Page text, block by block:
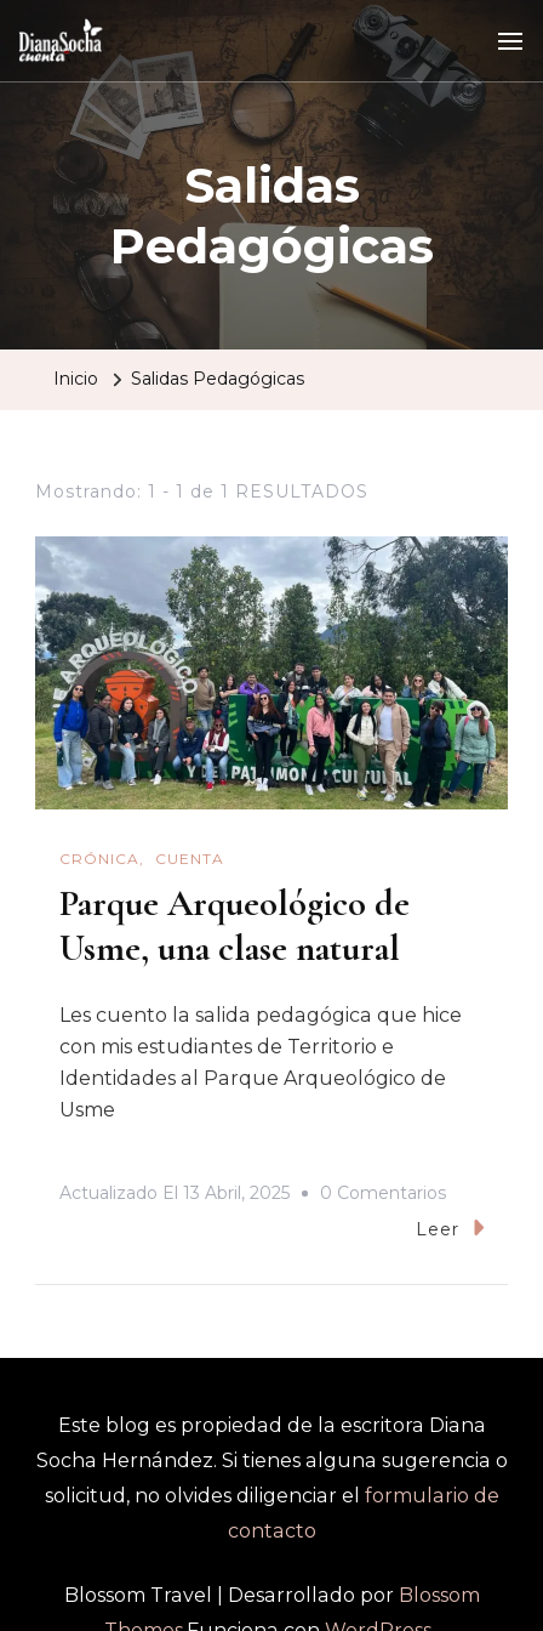
Salidas
Pedagógicas
Inicio Salidas Pedagógicas
Mostrando: 1 - 1 de 1 RESULTADOS
CRÓNICA CUENTA
Parque Arqueológico de
Usme, una clase natural
Les cuento la salida pedagógica que hice
con mis estudiantes de Territorio e
Identidades al Parque Arqueológico de
Usme
Actualizado El 13 Abril, 2025 0 ComentariosEn
Parque
Natural
Leer
Este blog es propiedad de la escritora Diana
Socha Hernández. Si tienes alguna sugerencia o
solicitud, no olvides diligenciar el formulario de
contacto
Blossom Travel | Desarrollado por Blossom